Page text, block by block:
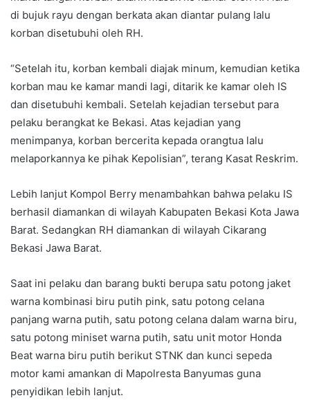
di bujuk rayu dengan berkata akan diantar pulang lalu
korban disetubuhi oleh RH.
“Setelah itu, korban kembali diajak minum, kemudian ketika
korban mau ke kamar mandi lagi, ditarik ke kamar oleh IS
dan disetubuhi kembali. Setelah kejadian tersebut para
pelaku berangkat ke Bekasi. Atas kejadian yang
menimpanya, korban bercerita kepada orangtua lalu
melaporkannya ke pihak Kepolisian”, terang Kasat Reskrim.
Lebih lanjut Kompol Berry menambahkan bahwa pelaku IS
berhasil diamankan di wilayah Kabupaten Bekasi Kota Jawa
Barat. Sedangkan RH diamankan di wilayah Cikarang
Bekasi Jawa Barat.
Saat ini pelaku dan barang bukti berupa satu potong jaket
warna kombinasi biru putih pink, satu potong celana
panjang warna putih, satu potong celana dalam warna biru,
satu potong miniset warna putih, satu unit motor Honda
Beat warna biru putih berikut STNK dan kunci sepeda
motor kami amankan di Mapolresta Banyumas guna
penyidikan lebih lanjut.